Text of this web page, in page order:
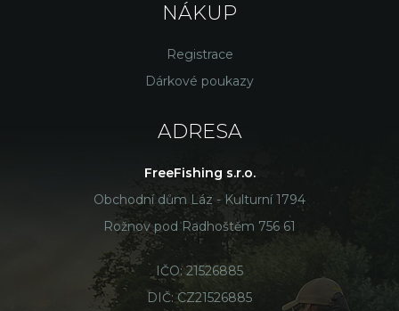
NÁKUP
Registrace
Dárkové poukazy
ADRESA
FreeFishing s.r.o.
Obchodní dům Láz - Kulturní 1794
Rožnov pod Radhoštěm 756 61
IČO: 21526885
DIČ: CZ21526885